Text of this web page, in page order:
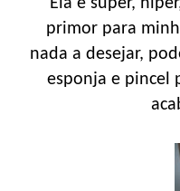
primor para
nada a desejar,
esponja e pincel